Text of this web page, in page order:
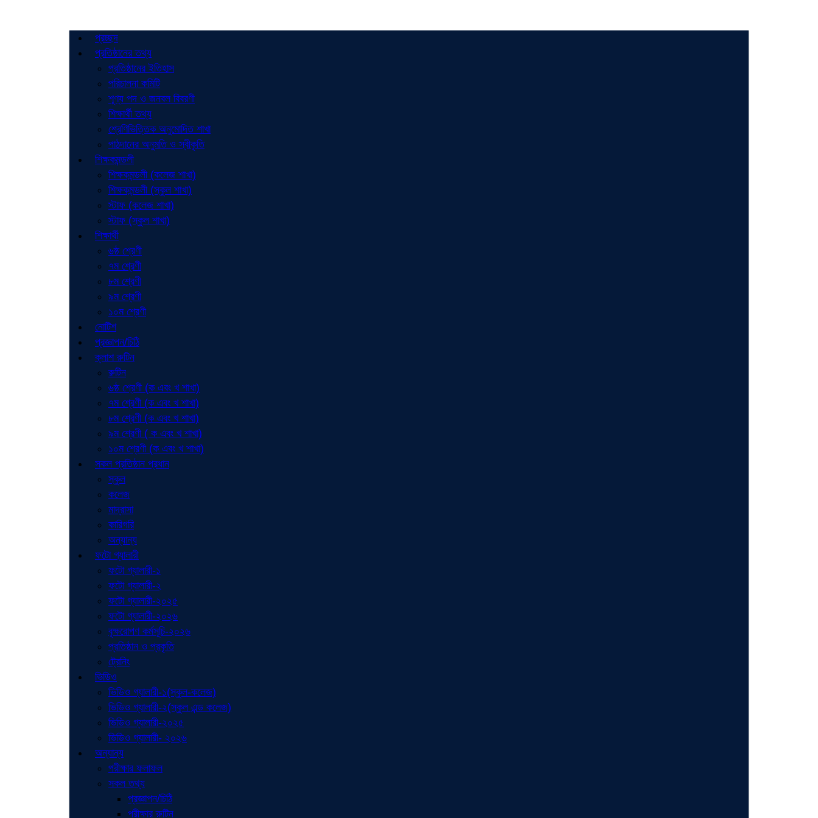
প্রচ্ছদ
প্রতিষ্ঠানের তথ্য
প্রতিষ্ঠানের ইতিহাস
পরিচালনা কমিটি
শূণ্য পদ ও জনবল বিবরণী
শিক্ষার্থী তথ্য
শ্রেণিভিত্তিক অনুমোদিত শাখা
পাঠদানের অনুমতি ও স্বীকৃতি
শিক্ষকমন্ডলী
শিক্ষকমন্ডলী (কলেজ শাখা)
শিক্ষকমন্ডলী (স্কুল শাখা)
স্টাফ (কলেজ শাখা)
স্টাফ (স্কুল শাখা)
শিক্ষার্থী
৬ষ্ঠ শ্রেণী
৭ম শ্রেণী
৮ম শ্রেণী
৯ম শ্রেণী
১০ম শ্রেণী
নোটিশ
প্রজ্ঞাপন/চিঠি
ক্লাশ রুটিন
রুটিন
৬ষ্ঠ শ্রেণী (ক এবং খ শাখা)
৭ম শ্রেণী (ক এবং খ শাখা)
৮ম শ্রেণী (ক এবং খ শাখা)
৯ম শ্রেণী ( ক এবং খ শাখা)
১০ম শ্রেণী (ক এবং খ শাখা)
সকল প্রতিষ্ঠান প্রধান
স্কুল
কলেজ
মাদ্রাসা
কারিগরি
অন্যান্য
ফটো গ্যালারী
ফটো গ্যালারী-১
ফটো গ্যালারী-২
ফটো গ্যালারী-২০২৫
ফটো গ্যালারী-২০২৬
বৃক্ষরোপণ কর্মসূচি-২০২৬
প্রতিষ্ঠান ও প্রকৃতি
ট্রেনিং
ভিডিও
ভিডিও গ্যালারী-১(স্কুল-কলেজ)
ভিডিও গ্যালারী-২(স্কুল এন্ড কলেজ)
ভিডিও গ্যালারী-২০২৫
ভিডিও গ্যালারী- ২০২৬
অন্যান্য
পরীক্ষার ফলাফল
সকল তথ্য
প্রজ্ঞাপন/চিঠি
পরীক্ষার রুটিন